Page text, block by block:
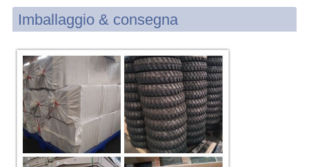
Imballaggio & consegna